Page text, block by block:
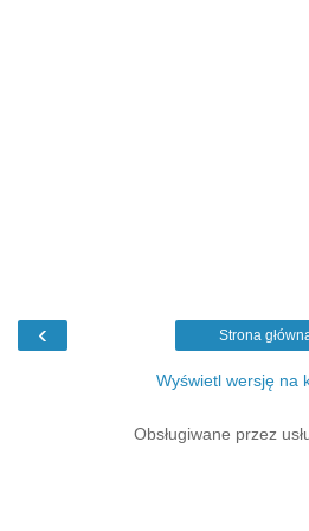
‹ Strona
Wyświetl wersję na
Obsługiwane przez